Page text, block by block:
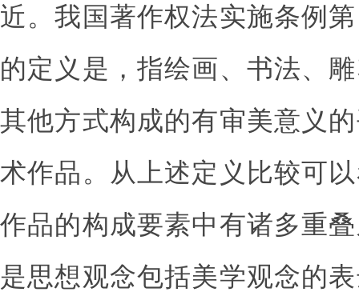
近。我国著作权法实施条例
的定义是，指绘画、书法、
其他方式构成的有审美意义
术作品。从上述定义比较可
作品的构成要素中有诸多重
是思想观念包括美学观念的